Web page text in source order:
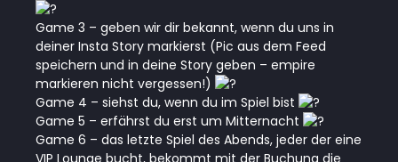
Game 3 – geben wir dir bekannt, wenn du uns in
deiner Insta Story markierst (Pic aus dem Feed
speichern und in deine Story geben – empire
markieren nicht vergessen!)
Game 4 – siehst du, wenn du im Spiel bist
Game 5 – erfährst du erst um Mitternacht
Game 6 – das letzte Spiel des Abends, jeder der eine
VIP Lounge bucht, bekommt mit der Buchung die